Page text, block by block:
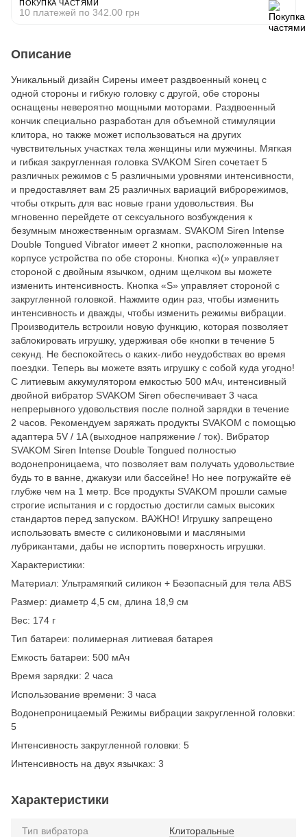
ПОКУПКА ЧАСТЯМИ
10 платежей по 342.00 грн
Описание
Уникальный дизайн Сирены имеет раздвоенный конец с
одной стороны и гибкую головку с другой, обе стороны
оснащены невероятно мощными моторами. Раздвоенный
кончик специально разработан для объемной стимуляции
клитора, но также может использоваться на других
чувствительных участках тела женщины или мужчины. Мягкая
и гибкая закругленная головка SVAKOM Siren сочетает 5
различных режимов с 5 различными уровнями интенсивности,
и предоставляет вам 25 различных вариаций виброрежимов,
чтобы открыть для вас новые грани удовольствия. Вы
мгновенно перейдете от сексуального возбуждения к
безумным множественным оргазмам. SVAKOM Siren Intense
Double Tongued Vibrator имеет 2 кнопки, расположенные на
корпусе устройства по обе стороны. Кнопка «)(» управляет
стороной с двойным язычком, одним щелчком вы можете
изменить интенсивность. Кнопка «S» управляет стороной с
закругленной головкой. Нажмите один раз, чтобы изменить
интенсивность и дважды, чтобы изменить режимы вибрации.
Производитель встроили новую функцию, которая позволяет
заблокировать игрушку, удерживая обе кнопки в течение 5
секунд. Не беспокойтесь о каких-либо неудобствах во время
поездки. Теперь вы можете взять игрушку с собой куда угодно!
С литиевым аккумулятором емкостью 500 мАч, интенсивный
двойной вибратор SVAKOM Siren обеспечивает 3 часа
непрерывного удовольствия после полной зарядки в течение
2 часов. Рекомендуем заряжать продукты SVAKOM с помощью
адаптера 5V / 1A (выходное напряжение / ток). Вибратор
SVAKOM Siren Intense Double Tongued полностью
водонепроницаема, что позволяет вам получать удовольствие
будь то в ванне, джакузи или бассейне! Но нее погружайте её
глубже чем на 1 метр. Все продукты SVAKOM прошли самые
строгие испытания и с гордостью достигли самых высоких
стандартов перед запуском. ВАЖНО! Игрушку запрещено
использовать вместе с силиконовыми и масляными
лубрикантами, дабы не испортить поверхность игрушки.
Характеристики:
Материал: Ультрамягкий силикон + Безопасный для тела ABS
Размер: диаметр 4,5 см, длина 18,9 см
Вес: 174 г
Тип батареи: полимерная литиевая батарея
Емкость батареи: 500 мАч
Время зарядки: 2 часа
Использование времени: 3 часа
Водонепроницаемый Режимы вибрации закругленной головки:
5
Интенсивность закругленной головки: 5
Интенсивность на двух язычках: 3
Характеристики
Тип вибратора Клиторальные